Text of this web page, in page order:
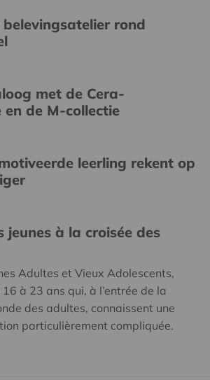
rond
met de Cera-
en de M-collectie
leerling rekent op
jeunes à la croisée des
Adultes et Vieux Adolescents,
à 23 ans qui, à l’entrée de la
des adultes, connaissent une
particulièrement compliquée.